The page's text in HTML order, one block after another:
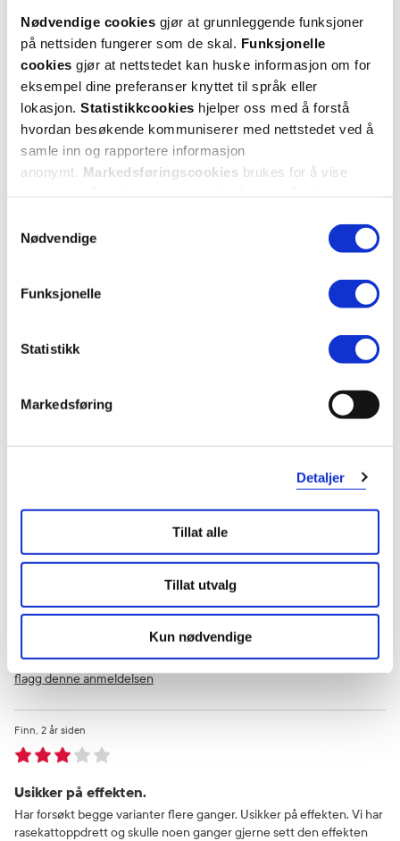
Nødvendige cookies gjør at grunnleggende funksjoner
på nettsiden fungerer som de skal. Funksjonelle
cookies gjør at nettstedet kan huske informasjon om for
eksempel dine preferanser knyttet til språk eller
lokasjon. Statistikkcookies hjelper oss med å forstå
hvordan besøkende kommuniserer med nettstedet ved å
samle inn og rapportere informasjon
anonymt. Markedsføringscookies brukes for å vise
Nødvendige
Funksjonelle
Statistikk
Markedsføring
Detaljer
Tillat alle
Tillat utvalg
Kun nødvendige
Var denne anmeldelsen nyttig?
0 0
flagg denne anmeldelsen
Null effekt og alt for varm kontakt
9 måneder siden
Monica
Absolutt ingen effekt, blir i tillegg veldig varm så tør ikke bruke den
0
flagg denne anmeldelsen
flagg denne anmeldelsen
Usikker på effekten.
2 år siden
Finn
Har forsøkt begge varianter flere ganger. Usikker på effekten. Vi har
rasekattoppdrett og skulle noen ganger gjerne sett den effekten